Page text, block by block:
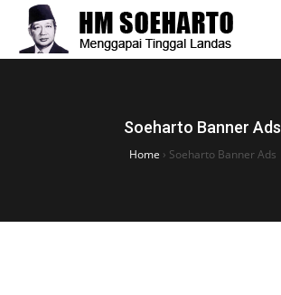
Soeharto Banner Ads
Home › Soeharto Banner Ads